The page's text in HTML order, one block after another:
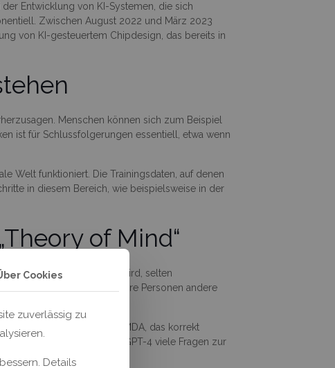
Entwicklung von KI-Systemen, die sich
Zwischen August 2022 und März 2023
von KI-gesteuertem Chipdesign, das bereits in
Menschen können sich zum Beispiel
ist für Schlussfolgerungen essentiell, etwa wenn
Welt funktioniert. Die Trainingsdaten, auf denen
in diesem Bereich, wie beispielsweise in der
of Mind“
mit denen KI trainiert wird, selten
zu erkennen, dass andere Personen andere
mit dem KI-System LaMDA, das korrekt
Systeme wie PaLM und GPT-4 viele Fragen zur
Cookies
zuverlässig zu
Details